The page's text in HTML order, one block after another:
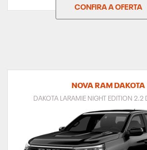
CONFIRA A OFERTA
NOVA RAM DAKOTA
DAKOTA LARAMIE NIGHT EDITION 2.2